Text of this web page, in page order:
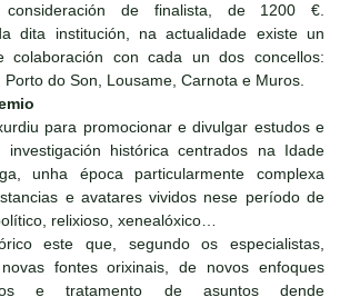
de finalista, de 1200 €.
dita institución, na actualidade existe un
colaboración con cada un dos concellos:
Porto do Son, Lousame, Carnota e Muros.
para promocionar e divulgar estudos e
investigación histórica centrados na Idade
unha época particularmente complexa
e avatares vividos nese período de
relixioso, xenealóxico…
este que, segundo os especialistas,
fontes orixinais, de novos enfoques
e tratamento de asuntos dende